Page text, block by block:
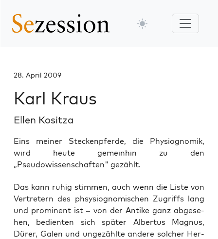
28. April 2009
Karl Kraus
Ellen Kositza
Eins meiner Steckenpferde, die Physiognomik,
wird heute gemeinhin zu den
„Pseudowissenschaften" gezählt.
Das kann ruhig stim­men, auch wenn die Lis­te von
Ver­tre­tern des phsy­sio­gno­mi­schen Zugriffs lang
und pro­mi­nent ist – von der Anti­ke ganz abge­se­
hen, bedien­ten sich spä­ter Alber­tus Magnus,
Dürer, Galen und unge­zähl­te ande­re sol­cher Her­